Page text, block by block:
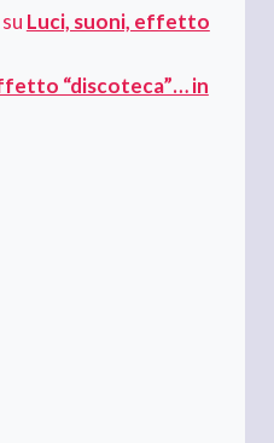
Luci, suoni, effetto
“discoteca”… in